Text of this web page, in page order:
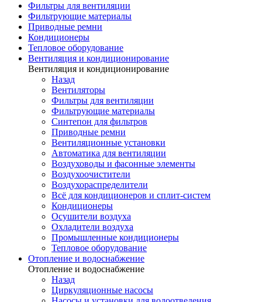
Фильтры для вентиляции
Фильтрующие материалы
Приводные ремни
Кондиционеры
Тепловое оборудование
Вентиляция и кондиционирование
Вентиляция и кондиционирование
Назад
Вентиляторы
Фильтры для вентиляции
Фильтрующие материалы
Синтепон для фильтров
Приводные ремни
Вентиляционные установки
Автоматика для вентиляции
Воздуховоды и фасонные элементы
Воздухоочистители
Воздухораспределители
Всё для кондиционеров и сплит-систем
Кондиционеры
Осушители воздуха
Охладители воздуха
Промышленные кондиционеры
Тепловое оборудование
Отопление и водоснабжение
Отопление и водоснабжение
Назад
Циркуляционные насосы